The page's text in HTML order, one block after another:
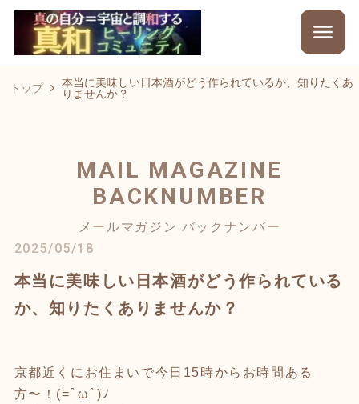
トップ
本当に美味しい日本酒がどう作られているか、知りたくあ
りませんか？
MAIL MAGAZINE
BACKNUMBER
メールマガジン バックナンバー
2025/05/18
本当に美味しい日本酒がどう作られている
か、知りたくありませんか？
京都近くにお住まいで今日15時からお時間ある
方〜！(=ﾟωﾟ)ﾉ